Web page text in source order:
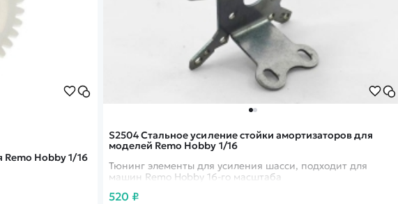
Hobby 1/16
S2504 Стальное усиление стойки амортизаторов для
моделей Remo Hobby 1/16
Тюнинг элементы для усиления шасси, подходит для
машин Remo Hobby 16-го масштаба
520 ₽